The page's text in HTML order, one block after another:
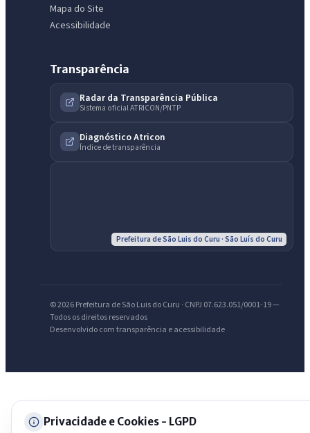
Mapa do Site
Acessibilidade
Transparência
Radar da Transparência Pública
Sistema oficial ATRICON/PNTP
Diagnóstico Atricon
Índice de transparência
Prefeitura de São Luis do Curu · São Luís do Curu
© 2026 Prefeitura de São Luis do Curu · CNPJ 07.623.051/0001-19 —
Todos os direitos reservados
Desenvolvido com transparência e acessibilidade
Privacidade e Cookies - LGPD
IntGest AI
Assistente do Portal